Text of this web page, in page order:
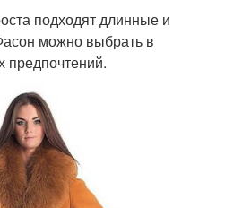
подходят длинные и
можно выбрать в
предпочтений.